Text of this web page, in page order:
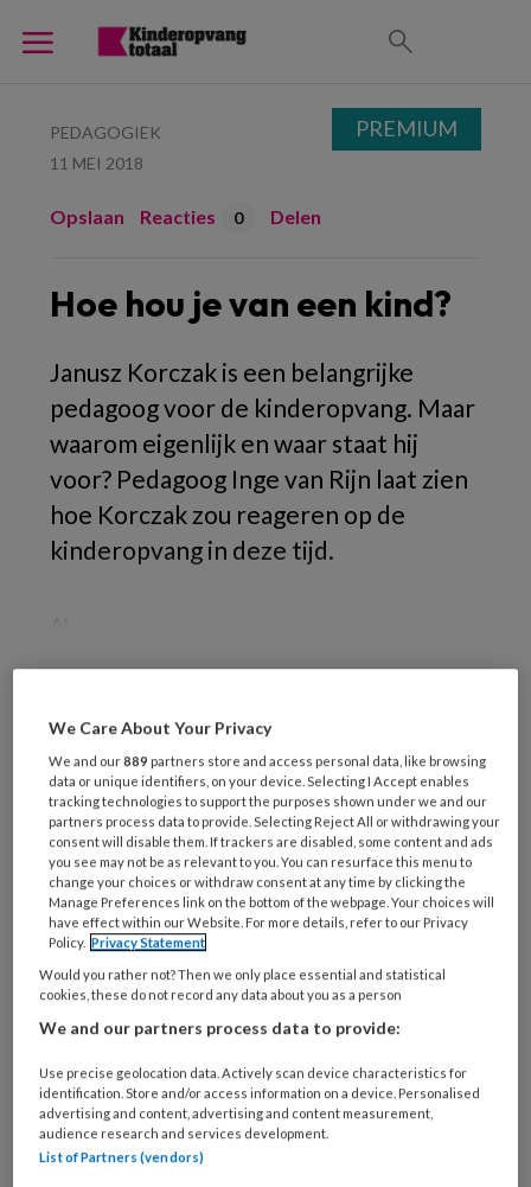
PEDAGOGIEK
11 MEI 2018
Opslaan Reacties 0 Delen
Hoe hou je van een kind?
Janusz Korczak is een belangrijke
pedagoog voor de kinderopvang. Maar
waarom eigenlijk en waar staat hij
voor? Pedagoog Inge van Rijn laat zien
hoe Korczak zou reageren op de
kinderopvang in deze tijd.
REGISTREREN
Wil je dit artikel lezen?
Maak gratis een account aan en lees 2
artikelen gratis per maand
Al een account of abonnement?Log dan in
Wat
is
e-
mailadres?
* *
Kies
je
wachtwoord*
PREMIUM
We Care About Your Privacy
We and our889 partners store and access personal data, like browsing
data or unique identifiers, on your device. Selecting I Accept enables
tracking technologies to support the purposes shown under we and our
partners process data to provide. Selecting Reject All or withdrawing your
consent will disable them. If trackers are disabled, some content and ads
you see may not be as relevant to you. You can resurface this menu to
change your choices or withdraw consent at any time by clicking the
Manage Preferences link on the bottom of the webpage. Your choices will
have effect within our Website. For more details, refer to our Privacy
Policy. Privacy Statement
Would you rather not? Then we only place essential and statistical
cookies, these do not record any data about you as a person
We and our partners process data to provide:
Use precise geolocation data. Actively scan device characteristics for
identification. Store and/or access information on a device. Personalised
advertising and content, advertising and content measurement,
audience research and services development.
List of Partners (vendors)